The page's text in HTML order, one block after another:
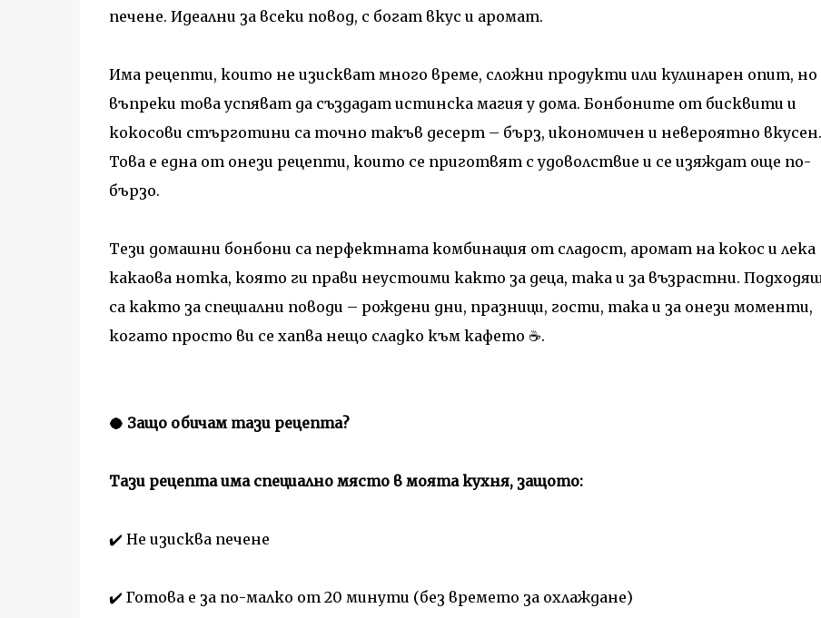
печене. Идеални за всеки повод, с богат вкус и аромат.
Има рецепти, които не изискват много време, сложни продукти или кулинарен опит, но
въпреки това успяват да създадат истинска магия у дома. Бонбоните от бисквити и
кокосови стърготини са точно такъв десерт – бърз, икономичен и невероятно вкусен.
Това е една от онези рецепти, които се приготвят с удоволствие и се изяждат още по-
бързо.
Тези домашни бонбони са перфектната комбинация от сладост, аромат на кокос и лека
какаова нотка, която ги прави неустоими както за деца, така и за възрастни.
са както за специални поводи – рождени дни, празници, гости, така и за онези моменти,
когато просто ви се хапва нещо сладко към кафето ☕.
🥥 Защо обичам тази рецепта?
Тази рецепта има специално място в моята кухня, защото:
✔️ Не изисква печене
✔️ Готова е за по-малко от 20 минути (без времето за охлаждане)